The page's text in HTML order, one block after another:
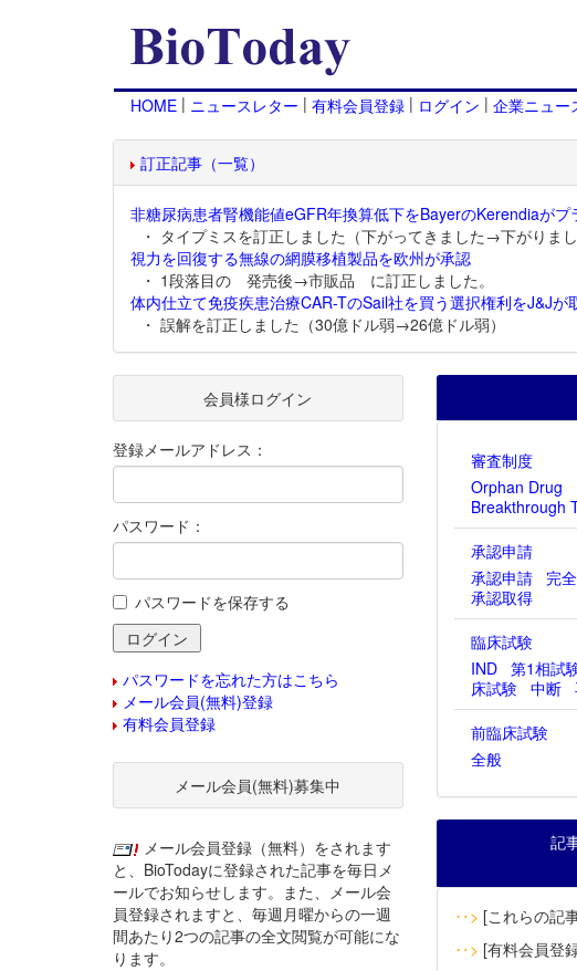
HOME | ニュースレター | 有料会員登録 | ログイン | 企業ニュー
訂正記事（一覧）
非糖尿病患者腎機能値eGFR年換算低下をBayerのKerendiaがプ
・ タイプミスを訂正しました（下がってきました→下がりまし
視力を回復する無線の網膜移植製品を欧州が承認
・ 1段落目の 発売後→市販品 に訂正しました。
体内仕立て免疫疾患治療CAR-TのSail社を買う選択権利をJ&Jが
・ 誤解を訂正しました（30億ドル弱→26億ドル弱）
審査制度
Orphan Drug
Breakthrough
承認申請
承認申請
完
承認取得
臨床試験
IND
第1相試
床試験
中断
前臨床試験
全般
記
‥> [これらの記
‥> [有料会員登
会員様ログイン
登録メールアドレス：
パスワード：
パスワードを保存する
パスワードを忘れた方はこちら
メール会員(無料)登録
有料会員登録
メール会員(無料)募集中
メール会員登録（無料）をされます
と、BioTodayに登録された記事を毎日メ
ールでお知らせします。また、メール会
員登録されますと、毎週月曜からの一週
間あたり2つの記事の全文閲覧が可能にな
ります。